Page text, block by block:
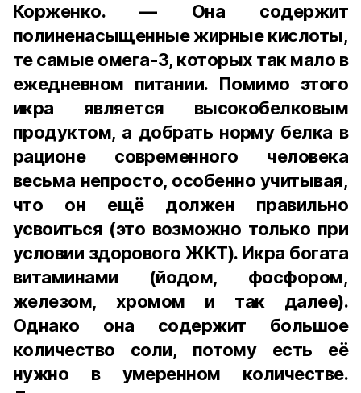
Корженко. — Она содержит
полиненасыщенные жирные кислоты,
те самые омега-3, которых так мало в
ежедневном питании. Помимо этого
икра является высокобелковым
продуктом, а добрать норму белка в
рационе современного человека
весьма непросто, особенно учитывая,
что он ещё должен правильно
усвоиться (это возможно только при
условии здорового ЖКТ). Икра богата
витаминами (йодом, фосфором,
железом, хромом и так далее).
Однако она содержит большое
количество соли, потому есть её
нужно в умеренном количестве.